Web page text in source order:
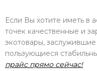
Если Вы хотите иметь в
точек качественные и
экотовары,
пользующиеся
прайс прямо сейчас!